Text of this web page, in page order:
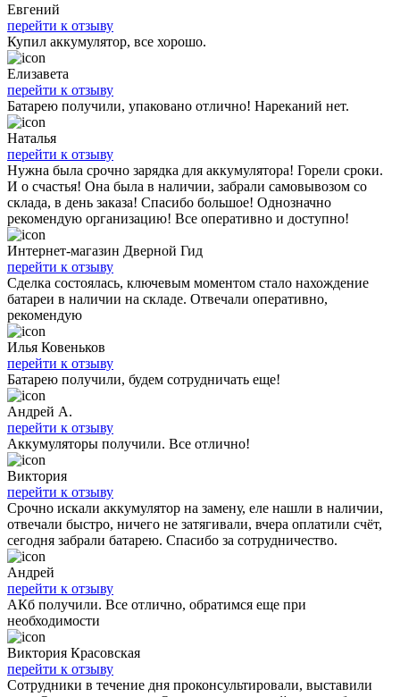
Евгений
перейти к отзыву
Купил аккумулятор, все хорошо.
Елизавета
перейти к отзыву
Батарею получили, упаковано отлично! Нареканий нет.
Наталья
перейти к отзыву
Нужна была срочно зарядка для аккумулятора! Горели сроки.
И о счастья! Она была в наличии, забрали самовывозом со
склада, в день заказа! Спасибо большое! Однозначно
рекомендую организацию! Все оперативно и доступно!
Интернет-магазин Дверной Гид
перейти к отзыву
Сделка состоялась, ключевым моментом стало нахождение
батареи в наличии на складе. Отвечали оперативно,
рекомендую
Илья Ковеньков
перейти к отзыву
Батарею получили, будем сотрудничать еще!
Андрей А.
перейти к отзыву
Аккумуляторы получили. Все отлично!
Виктория
перейти к отзыву
Срочно искали аккумулятор на замену, еле нашли в наличии,
отвечали быстро, ничего не затягивали, вчера оплатили счёт,
сегодня забрали батарею. Спасибо за сотрудничество.
Андрей
перейти к отзыву
АКб получили. Все отлично, обратимся еще при
необходимости
Виктория Красовская
перейти к отзыву
Сотрудники в течение дня проконсультировали, выставили